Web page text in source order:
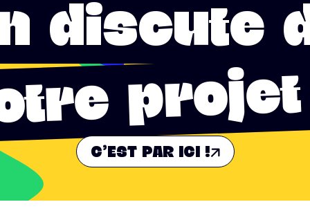
discute
C'EST PAR ICI !